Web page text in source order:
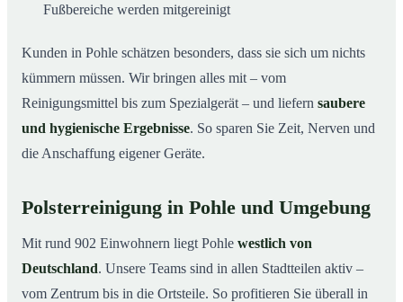
Fußbereiche werden mitgereinigt
Kunden in Pohle schätzen besonders, dass sie sich um nichts
kümmern müssen. Wir bringen alles mit – vom
Reinigungsmittel bis zum Spezialgerät – und liefern saubere
und hygienische Ergebnisse. So sparen Sie Zeit, Nerven und
die Anschaffung eigener Geräte.
Polsterreinigung in Pohle und Umgebung
Mit rund 902 Einwohnern liegt Pohle westlich von
Deutschland. Unsere Teams sind in allen Stadtteilen aktiv –
vom Zentrum bis in die Ortsteile. So profitieren Sie überall in